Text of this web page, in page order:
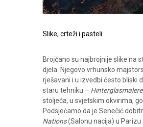
Slike, crteži i pasteli
Brojčano su najbrojnije slike na
djela. Njegovo vrhunsko
rješavani i u izvedbi često bliski
staru tehniku –
stoljeća, u svjetskim okvirima,
Podsjećamo da je Senečić
Nations(Salonu nacija) u Parizu